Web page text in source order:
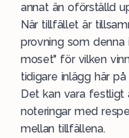
annat än oförställd
När tillfället är
provning som denna
moset" för vilken
tidigare inlägg här
Det kan vara
noteringar med
mellan tillfällena.